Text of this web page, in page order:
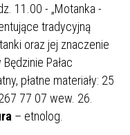
11.00 - „Motanka -
tradycyjną
oraz jej znaczenie
Pałac
płatne materiały: 25
77 07 wew. 26.
– etnolog.